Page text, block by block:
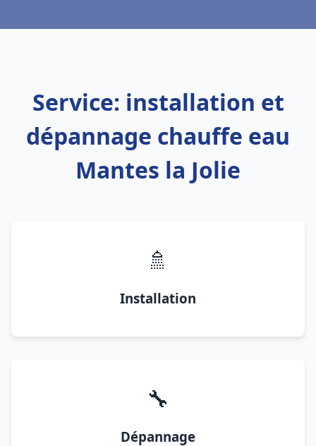
Service: installation et
dépannage chauffe eau
Mantes la Jolie
🚿
Installation
🔧
Dépannage